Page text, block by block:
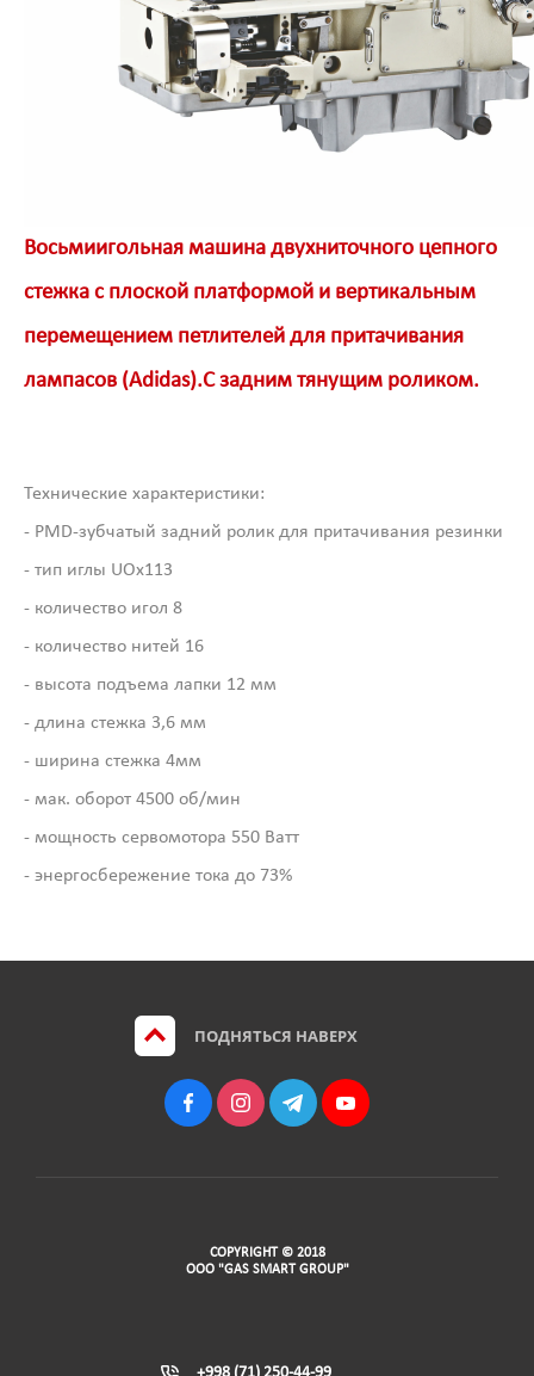
Восьмиигольная машина двухниточного цепного
стежка с плоской платформой и вертикальным
перемещением петлителей для притачивания
лампасов (Adidas).С задним тянущим роликом.
Технические характеристики:
- PMD-зубчатый задний ролик для притачивания резинки
- тип иглы UOx113
- количество игол 8
- количество нитей 16
- высота подъема лапки 12 мм
- длина стежка 3,6 мм
- ширина стежка 4мм
- мак. оборот 4500 об/мин
- мощность сервомотора 550 Ватт
- энергосбережение тока до 73%
ПОДНЯТЬСЯ НАВЕРХ
COPYRIGHT © 2018
ООО "GAS SMART GROUP"